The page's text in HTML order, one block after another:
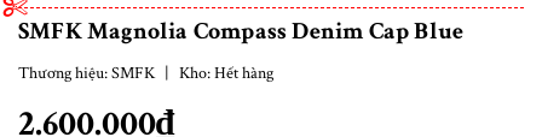
SMFK Magnolia Compass Denim Cap Blue
Thương hiệu:SMFK Kho:Hết hàng
2.600.000₫